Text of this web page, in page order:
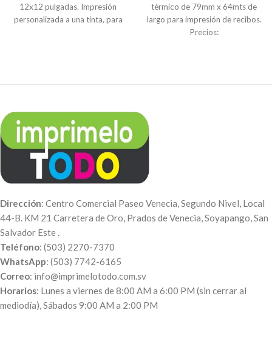
12x12 pulgadas. Impresión
personalizada a una tinta, para
térmico de 79mm x 64mts de
largo para impresión de recibos.
Precios:
$1.35 c/u
Dirección: Centro Comercial Paseo Venecia, Segundo Nivel, Local
44-B. KM 21 Carretera de Oro, Prados de Venecia, Soyapango, San
Salvador Este .
Teléfono: (503) 2270-7370
WhatsApp: (503) 7742-6165
Correo: info@imprimelotodo.com.sv
Horarios: Lunes a viernes de 8:00 AM a 6:00 PM (sin cerrar al
mediodía), Sábados 9:00 AM a 2:00 PM